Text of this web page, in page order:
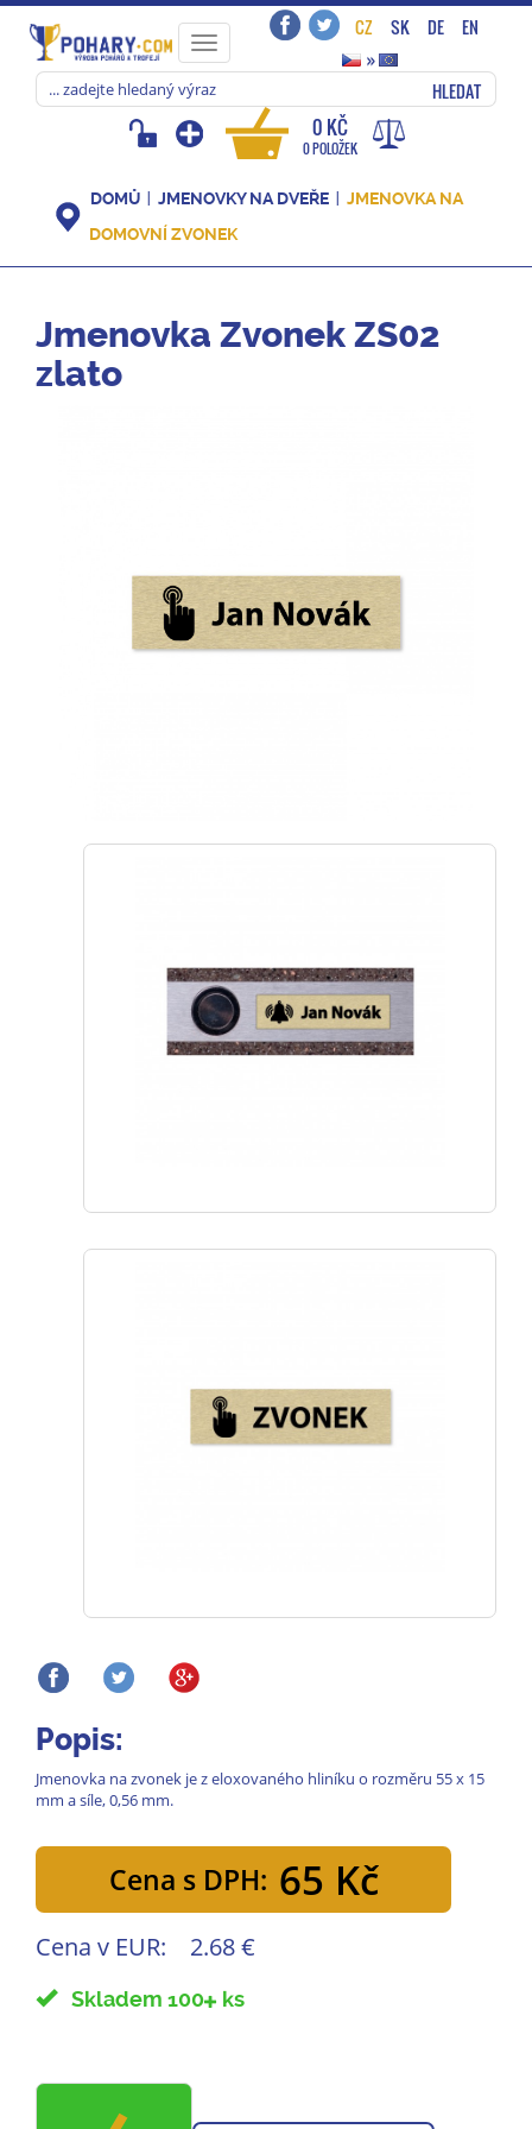
Toggle
navigation
CZ SK DE
EN
»
HLEDAT
0 KČ
0 POLOŽEK
DOMŮ JMENOVKY NA DVEŘE
JMENOVKA NA
DOMOVNÍ ZVONEK
Jmenovka Zvonek ZS02
zlato
Popis:
Jmenovka na zvonek je z eloxovaného hliníku o rozměru 55 x 15
mm a síle, 0,56 mm.
Cena s DPH: 65 Kč
Cena v EUR: 2.68 €
Skladem 100 ks